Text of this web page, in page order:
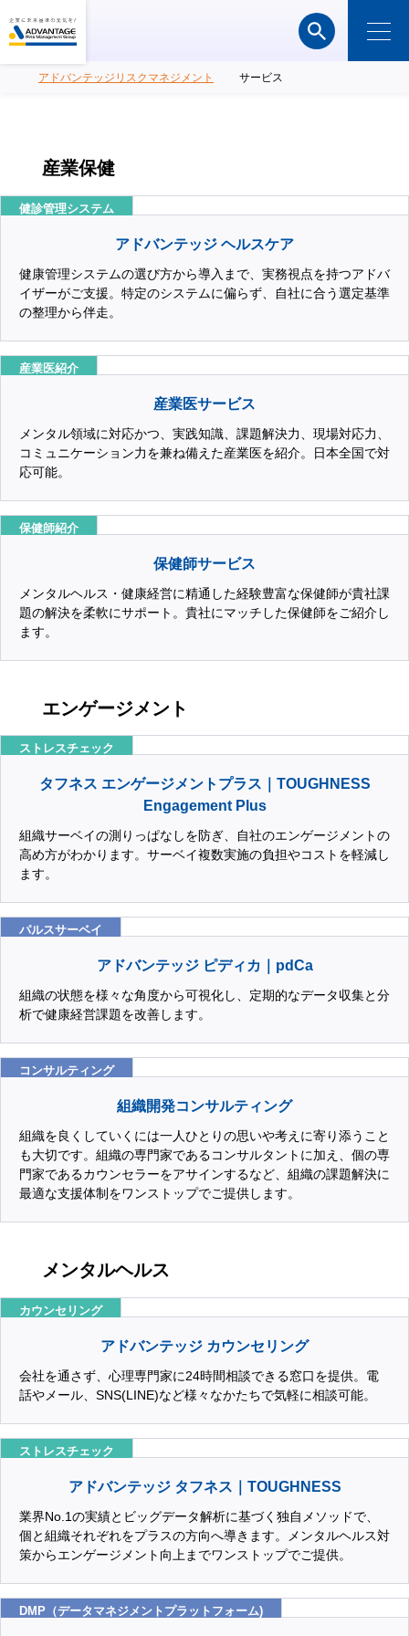
アドバンテッジリスクマネジメント サービス
産業保健
健診管理システム
アドバンテッジ ヘルスケア
健康管理システムの選び方から導入まで、実務視点を持つアドバ
イザーがご支援。特定のシステムに偏らず、自社に合う選定基準
の整理から伴走。
産業医紹介
産業医サービス
メンタル領域に対応かつ、実践知識、課題解決力、現場対応力、
コミュニケーション力を兼ね備えた産業医を紹介。日本全国で対
応可能。
保健師紹介
保健師サービス
メンタルヘルス・健康経営に精通した経験豊富な保健師が貴社課
題の解決を柔軟にサポート。貴社にマッチした保健師をご紹介し
ます。
エンゲージメント
ストレスチェック
タフネス エンゲージメントプラス｜TOUGHNESS
Engagement Plus
組織サーベイの測りっぱなしを防ぎ、自社のエンゲージメントの
高め方がわかります。サーベイ複数実施の負担やコストを軽減し
ます。
パルスサーベイ
アドバンテッジ ピディカ｜pdCa
組織の状態を様々な角度から可視化し、定期的なデータ収集と分
析で健康経営課題を改善します。
コンサルティング
組織開発コンサルティング
組織を良くしていくには一人ひとりの思いや考えに寄り添うこと
も大切です。組織の専門家であるコンサルタントに加え、個の専
門家であるカウンセラーをアサインするなど、組織の課題解決に
最適な支援体制をワンストップでご提供します。
メンタルヘルス
カウンセリング
アドバンテッジ カウンセリング
会社を通さず、心理専門家に24時間相談できる窓口を提供。電
話やメール、SNS(LINE)など様々なかたちで気軽に相談可能。
ストレスチェック
アドバンテッジ タフネス｜TOUGHNESS
業界No.1の実績とビッグデータ解析に基づく独自メソッドで、
個と組織それぞれをプラスの方向へ導きます。メンタルヘルス対
策からエンゲージメント向上までワンストップでご提供。
DMP（データマネジメントプラットフォーム)